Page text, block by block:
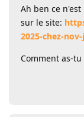
Ah ben ce
sur le site:
2025-chez-
Comment as-